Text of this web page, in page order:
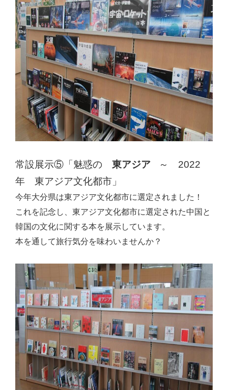
常設展示⑤「魅惑の 東アジア ～ 2022
年 東アジア文化都市」
今年大分県は東アジア文化都市に選定されました！
これを記念し、東アジア文化都市に選定された中国と
韓国の文化に関する本を展示しています。
本を通して旅行気分を味わいませんか？